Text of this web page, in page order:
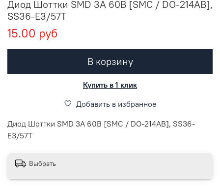
Диод Шоттки SMD 3А 60В [SMC / DO-214AB],
SS36-E3/57T
15.00 руб
В корзину
Купить в 1 клик
Добавить в избранное
Диод Шоттки SMD 3А 60В [SMC / DO-214AB], SS36-
E3/57T
Выбрать